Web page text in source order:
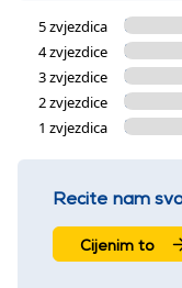
5 zvjezdica
4 zvjezdice
3 zvjezdice
2 zvjezdice
1 zvjezdica
Recite nam
Cijenim to